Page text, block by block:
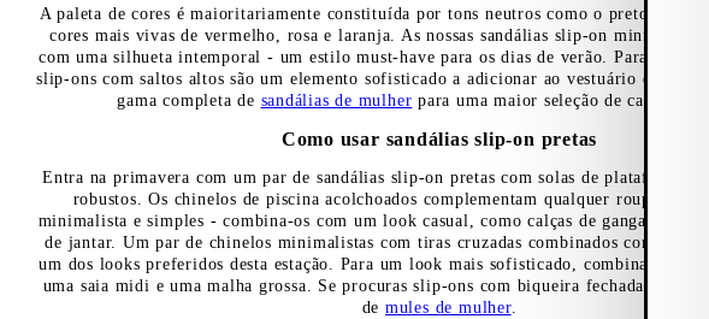
A paleta de cores é maioritariamente constituída por tons neutros como o preto, o
cores mais vivas de vermelho, rosa e laranja. As nossas sandálias slip-on
com uma silhueta intemporal - um estilo must-have para os dias de verão. Para um
slip-ons com saltos altos são um elemento sofisticado a adicionar ao vestuário de verão.
gama completa de sandálias de mulher para uma maior seleção de calçado de
Como usar sandálias slip-on pretas
Entra na primavera com um par de sandálias slip-on pretas com solas de plataforma
robustos. Os chinelos de piscina acolchoados complementam qualquer roupa com a
minimalista e simples - combina-os com um look casual, como calças de ganga, uma t-
de jantar. Um par de chinelos minimalistas com tiras cruzadas combinados com um
um dos looks preferidos desta estação. Para um look mais sofisticado, combina as
uma saia midi e uma malha grossa. Se procuras slip-ons com biqueira fechada, espreita
de mules de mulher.